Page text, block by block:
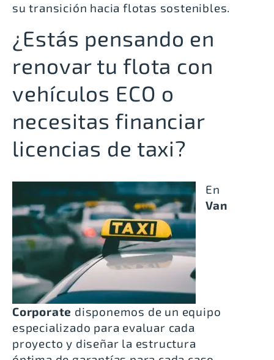
su transición hacia flotas sostenibles.
¿Estás pensando en
renovar tu flota con
vehículos ECO o
necesitas financiar
licencias de taxi?
En
Van
Corporate disponemos de un equipo
especializado para evaluar cada
proyecto y diseñar la estructura